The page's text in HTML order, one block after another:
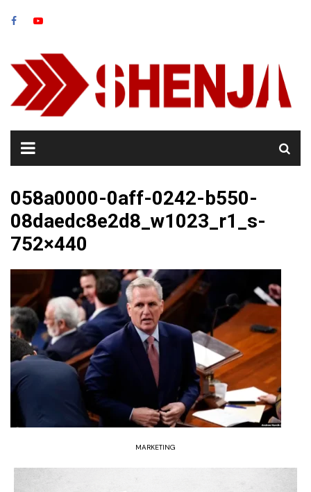
058a0000-0aff-0242-b550-
08daedc8e2d8_w1023_r1_s-
752×440
MARKETING